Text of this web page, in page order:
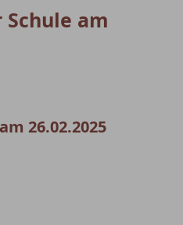
am
26.02.2025